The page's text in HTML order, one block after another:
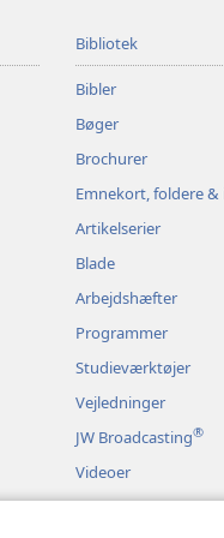
Bibliotek
Bibler
Bøger
Brochurer
Emnekort, foldere
Artikelserier
Blade
Arbejdshæfter
Programmer
Studieværktøjer
Vejledninger
JW Broadcasting®
Videoer
Musik